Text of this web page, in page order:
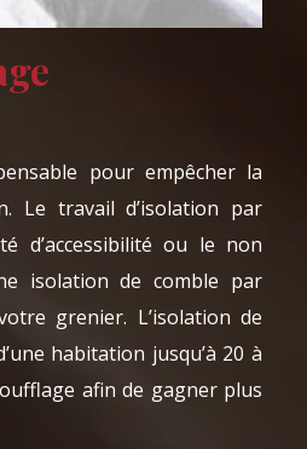
pour empêcher la
Le travail d’isolation par
d’accessibilité ou le non
isolation de comble par
grenier. L’isolation de
habitation jusqu’à 20 à
afin de gagner plus